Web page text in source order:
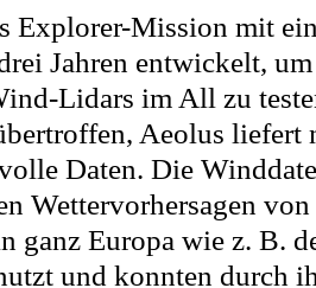
Explorer-Mission mit
Jahren entwickelt,
Lidars im All zu
Aeolus liefert
Daten. Die
Wettervorhersagen von
ganz Europa wie z. B.
und konnten durch